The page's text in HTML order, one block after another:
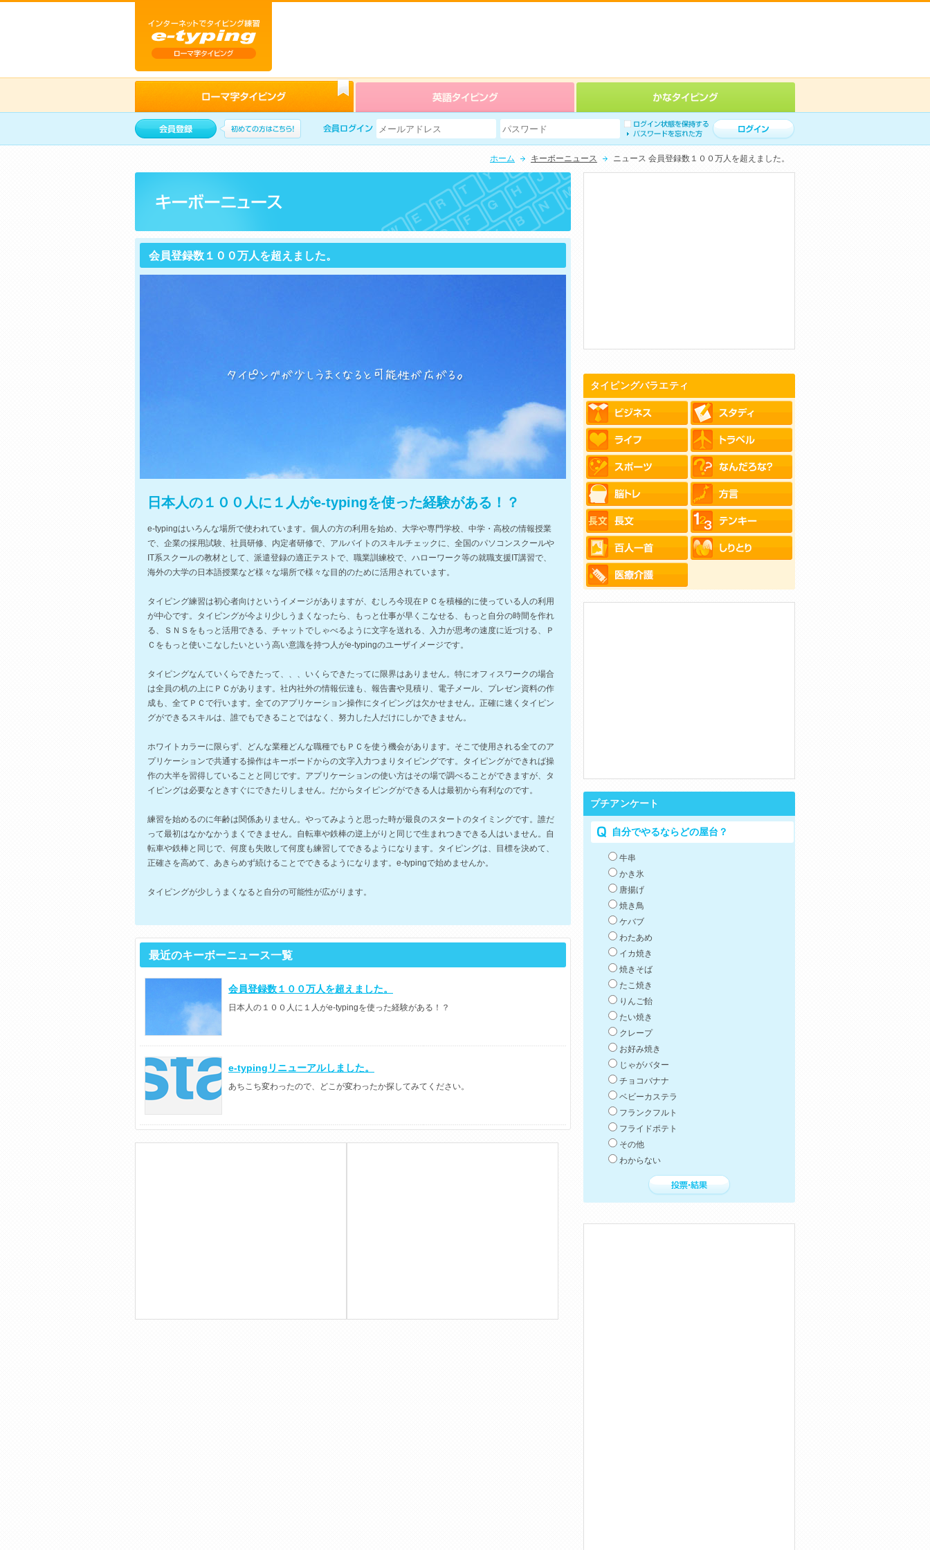
ホーム キーボーニュース ニュース 会員登録数１００万人を超えました。
会員登録数１００万人を超えました。
日本人の１００人に１人がe-typingを使った経験がある！？
e-typingはいろんな場所で使われています。個人の方の利用を始め、大学や専門学校、中学・高校の情報授業
で、企業の採用試験、社員研修、内定者研修で、アルバイトのスキルチェックに、全国のパソコンスクールや
IT系スクールの教材として、派遣登録の適正テストで、職業訓練校で、ハローワーク等の就職支援IT講習で、
海外の大学の日本語授業など様々な場所で様々な目的のために活用されています。
タイピング練習は初心者向けというイメージがありますが、むしろ今現在ＰＣを積極的に使っている人の利用
が中心です。タイピングが今より少しうまくなったら、もっと仕事が早くこなせる、もっと自分の時間を作れ
る、ＳＮＳをもっと活用できる、チャットでしゃべるように文字を送れる、入力が思考の速度に近づける、Ｐ
Ｃをもっと使いこなしたいという高い意識を持つ人がe-typingのユーザイメージです。
タイピングなんていくらできたって、、、いくらできたってに限界はありません。特にオフィスワークの場合
は全員の机の上にＰＣがあります。社内社外の情報伝達も、報告書や見積り、電子メール、プレゼン資料の作
成も、全てＰＣで行います。全てのアプリケーション操作にタイピングは欠かせません。正確に速くタイピン
グができるスキルは、誰でもできることではなく、努力した人だけにしかできません。
ホワイトカラーに限らず、どんな業種どんな職種でもＰＣを使う機会があります。そこで使用される全てのア
プリケーションで共通する操作はキーボードからの文字入力つまりタイピングです。タイピングができれば操
作の大半を習得していることと同じです。アプリケーションの使い方はその場で調べることができますが、タ
イピングは必要なときすぐにできたりしません。だからタイピングができる人は最初から有利なのです。
練習を始めるのに年齢は関係ありません。やってみようと思った時が最良のスタートのタイミングです。誰だ
って最初はなかなかうまくできません。自転車や鉄棒の逆上がりと同じで生まれつきできる人はいません。自
転車や鉄棒と同じで、何度も失敗して何度も練習してできるようになります。タイピングは、目標を決めて、
正確さを高めて、あきらめず続けることでできるようになります。e-typingで始めませんか。
タイピングが少しうまくなると自分の可能性が広がります。
最近のキーボーニュース一覧
会員登録数１００万人を超えました。
日本人の１００人に１人がe-typingを使った経験がある！？
e-typingリニューアルしました。
あちこち変わったので、どこが変わったか探してみてください。
タイピングバラエティ
プチアンケート
自分でやるならどの屋台？
牛串
かき氷
唐揚げ
焼き鳥
ケバブ
わたあめ
イカ焼き
焼きそば
たこ焼き
りんご飴
たい焼き
クレープ
お好み焼き
じゃがバター
チョコバナナ
ベビーカステラ
フランクフルト
フライドポテト
その他
わからない